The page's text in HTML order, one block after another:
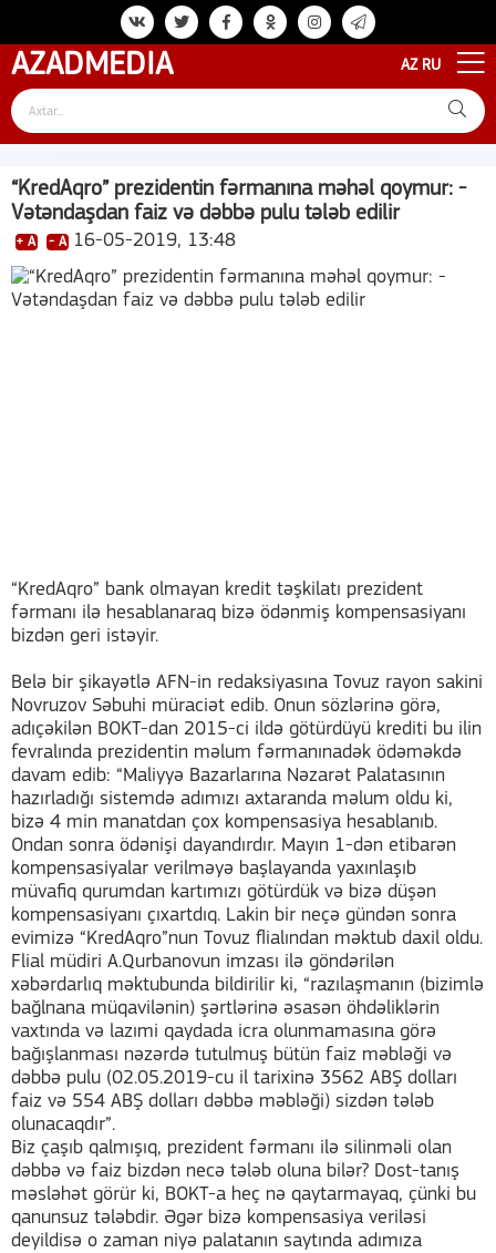
AZADMEDIA AZ RU
“KredAqro” prezidentin fərmanına məhəl qoymur: -
Vətəndaşdan faiz və dəbbə pulu tələb edilir
+ A - A 16-05-2019, 13:48
“KredAqro” bank olmayan kredit təşkilatı prezident
fərmanı ilə hesablanaraq bizə ödənmiş kompensasiyanı
bizdən geri istəyir.
Belə bir şikayətlə AFN-in redaksiyasına Tovuz rayon sakini
Novruzov Səbuhi müraciət edib. Onun sözlərinə görə,
adıçəkilən BOKT-dan 2015-ci ildə götürdüyü krediti bu ilin
fevralında prezidentin məlum fərmanınadək ödəməkdə
davam edib: “Maliyyə Bazarlarına Nəzarət Palatasının
hazırladığı sistemdə adımızı axtaranda məlum oldu ki,
bizə 4 min manatdan çox kompensasiya hesablanıb.
Ondan sonra ödənişi dayandırdır. Mayın 1-dən etibarən
kompensasiyalar verilməyə başlayanda yaxınlaşıb
müvafiq qurumdan kartımızı götürdük və bizə düşən
kompensasiyanı çıxartdıq. Lakin bir neçə gündən sonra
evimizə “KredAqro”nun Tovuz flialından məktub daxil oldu.
Flial müdiri A.Qurbanovun imzası ilə göndərilən
xəbərdarlıq məktubunda bildirilir ki, “razılaşmanın (bizimlə
bağlnana müqavilənin) şərtlərinə əsasən öhdəliklərin
vaxtında və lazımi qaydada icra olunmamasına görə
bağışlanması nəzərdə tutulmuş bütün faiz məbləği və
dəbbə pulu (02.05.2019-cu il tarixinə 3562 ABŞ dolları
faiz və 554 ABŞ dolları dəbbə məbləği) sizdən tələb
olunacaqdır”.
Biz çaşıb qalmışıq, prezident fərmanı ilə silinməli olan
dəbbə və faiz bizdən necə tələb oluna bilər? Dost-tanış
məsləhət görür ki, BOKT-a heç nə qaytarmayaq, çünki bu
qanunsuz tələbdir. Əgər bizə kompensasiya veriləsi
deyildisə o zaman niyə palatanın saytında adımıza